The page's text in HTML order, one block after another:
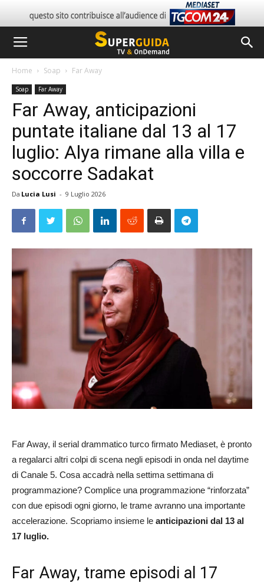
Home Soap Far Away
Soap Far Away
Far Away, anticipazioni
puntate italiane dal 13 al 17
luglio: Alya rimane alla villa e
soccorre Sadakat
Da Lucia Lusi - 9 Luglio 2026
Far Away, il serial drammatico turco firmato Mediaset, è pronto
a regalarci altri colpi di scena negli episodi in onda nel daytime
di Canale 5. Cosa accadrà nella settima settimana di
programmazione? Complice una programmazione “rinforzata”
con due episodi ogni giorno, le trame avranno una importante
accelerazione. Scopriamo insieme le anticipazioni dal 13 al
17 luglio.
Far Away, trame episodi al 17